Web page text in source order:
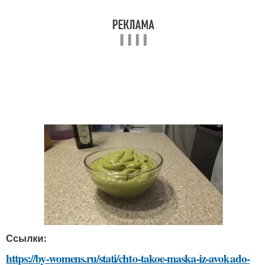
Ссылки:
https://by-womens.ru/stati/chto-takoe-maska-iz-avokado-